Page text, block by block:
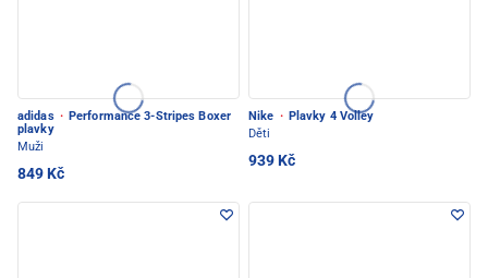
adidas · Performance 3-Stripes Boxer
plavky
Muži
849 Kč
Nike · Plavky 4 Volley
Děti
939 Kč